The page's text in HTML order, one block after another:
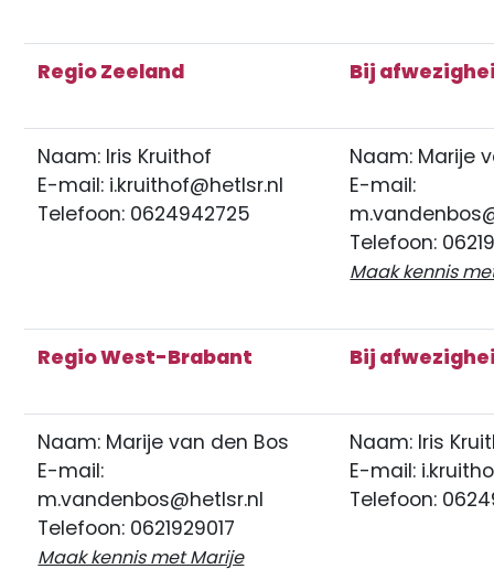
Regio Zeeland Bij
Naam: Iris Kruithof
E-mail: i.kruithof@hetlsr.nl
Telefoon: 0624942725
Naam: Marije
E-mail:
Telefoon:
Maak kennis
Regio West-Brabant Bij
Naam: Marije van den Bos
E-mail:
m.vandenbos@hetlsr.nl
Telefoon: 0621929017
Maak kennis met Marije
Naam: Iris
E-mail:
Telefoon: